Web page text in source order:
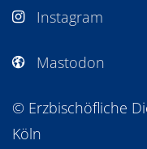
Instagram
Mastodon
© Erzbischöfliche
Köln